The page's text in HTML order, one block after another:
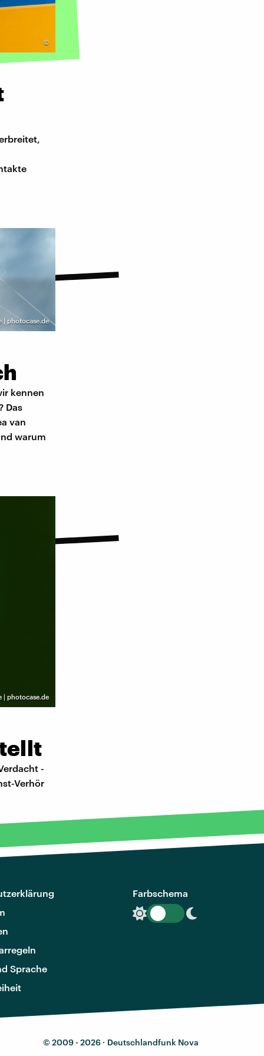
©
| photocase.de
kennen
Das
van
warum
| photocase.de
-
Verhör
Sprache
Farbschema
© 2009 - 2026 · Deutschlandfunk Nova